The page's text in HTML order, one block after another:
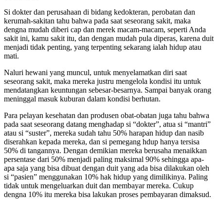
Si dokter dan perusahaan di bidang kedokteran, perobatan dan
kerumah-sakitan tahu bahwa pada saat seseorang sakit, maka
dengna mudah diberi cap dan merek macam-macam, seperti Anda
sakit ini, kamu sakit itu, dan dengan mudah pula diperas, karena duit
menjadi tidak penting, yang terpenting sekarang ialah hidup atau
mati.
Naluri hewani yang muncul, untuk menyelamatkan diri saat
seseorang sakit, maka mereka justru mengelola kondisi itu untuk
mendatangkan keuntungan sebesar-besarnya. Sampai banyak orang
meninggal masuk kuburan dalam kondisi berhutan.
Para pelayan kesehatan dan produsen obat-obatan juga tahu bahwa
pada saat seseorang datang menghadap si “dokter”, atua si “mantri”
atau si “suster”, mereka sudah tahu 50% harapan hidup dan nasib
diserahkan kepada mereka, dan si pemegang hdup hanya tersisa
50% di tangannya. Dengan demikian mereka berusaha menaikkan
persentase dari 50% menjadi paling maksimal 90% sehingga apa-
apa saja yang bisa dibuat dengan duit yang ada bisa dilakukan oleh
si “pasien” menggunakan 10% hak hidup yang dimilikinya. Paling
tidak untuk mengeluarkan duit dan membayar mereka. Cukup
dengna 10% itu mereka bisa lakukan proses pembayaran dimaksud.